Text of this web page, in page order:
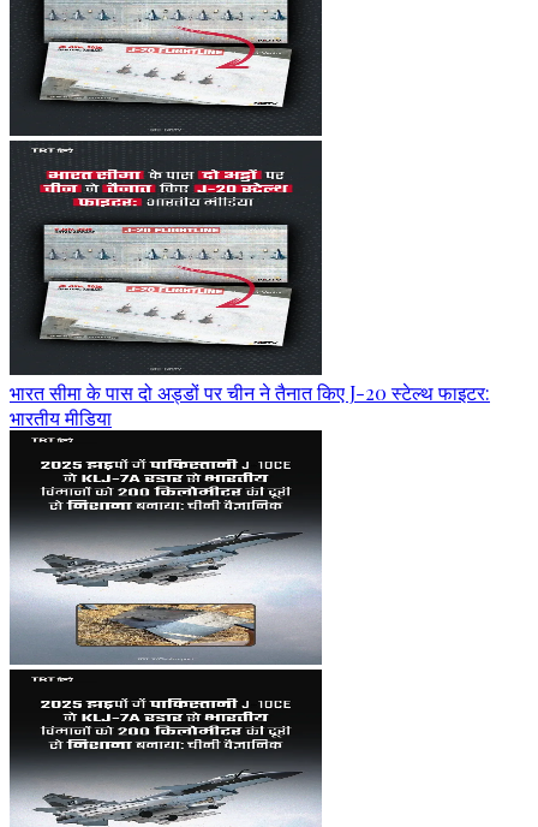
भारत सीमा के पास दो अड्डों पर चीन ने तैनात किए J-20 स्टेल्थ फाइटर:
भारतीय मीडिया